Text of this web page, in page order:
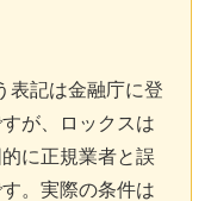
表記は金融庁に登
が、ロックスは
に正規業者と誤
。実際の条件は